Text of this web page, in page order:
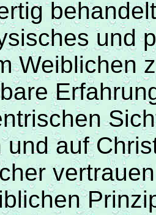
und
Weiblichen
und auf